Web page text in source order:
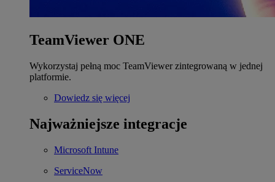
TeamViewer ONE
Wykorzystaj pełną moc TeamViewer zintegrowaną w jednej
platformie.
Dowiedz się więcej
Najważniejsze integracje
Microsoft Intune
ServiceNow